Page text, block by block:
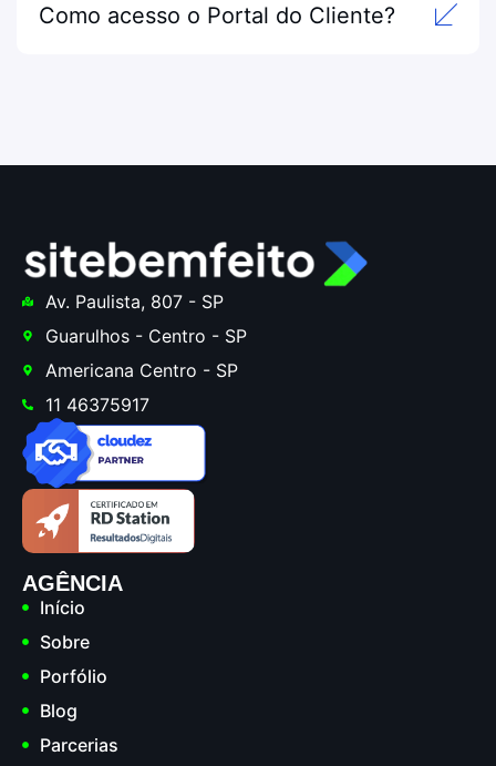
Como acesso o Portal do Cliente?
Av. Paulista, 807 - SP
Guarulhos - Centro - SP
Americana Centro - SP
11 46375917
AGÊNCIA
Início
Sobre
Porfólio
Blog
Parcerias